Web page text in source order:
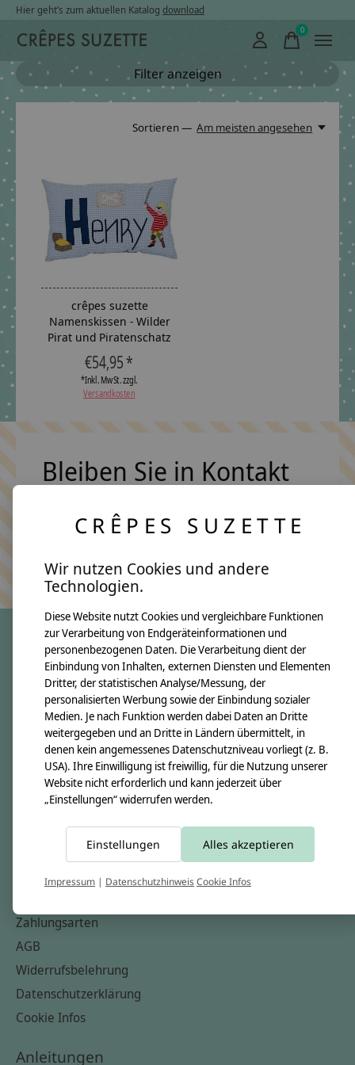
Hier geht’s zum aktuellen Katalog download
0items
Filter anzeigen
Sortieren — Am meisten angesehen
crêpes suzette
Namenskissen - Wilder
Pirat und Piratenschatz
€54,95 *
*Inkl. MwSt. zzgl.
Versandkosten
Bleiben Sie in Kontakt
Keine Sorge, wir übertreiben es nicht
crêpes suzette
Über uns
Unsere Creppies
Nähkästchen
Unsere Stoffe
Impressum
Informationen
Kontakt
Zahlungsarten
AGB
Widerrufsbelehrung
Datenschutzerklärung
Cookie Infos
Anleitungen
CRÊPES SUZETTE
Wir nutzen Cookies und andere
Technologien.
Diese Website nutzt Cookies und vergleichbare Funktionen
zur Verarbeitung von Endgeräteinformationen und
personenbezogenen Daten. Die Verarbeitung dient der
Einbindung von Inhalten, externen Diensten und Elementen
Dritter, der statistischen Analyse/Messung, der
personalisierten Werbung sowie der Einbindung sozialer
Medien. Je nach Funktion werden dabei Daten an Dritte
weitergegeben und an Dritte in Ländern übermittelt, in
denen kein angemessenes Datenschutzniveau vorliegt (z. B.
USA). Ihre Einwilligung ist freiwillig, für die Nutzung unserer
Website nicht erforderlich und kann jederzeit über
„Einstellungen“ widerrufen werden.
Einstellungen Alles akzeptieren
Impressum | DatenschutzhinweisCookie Infos